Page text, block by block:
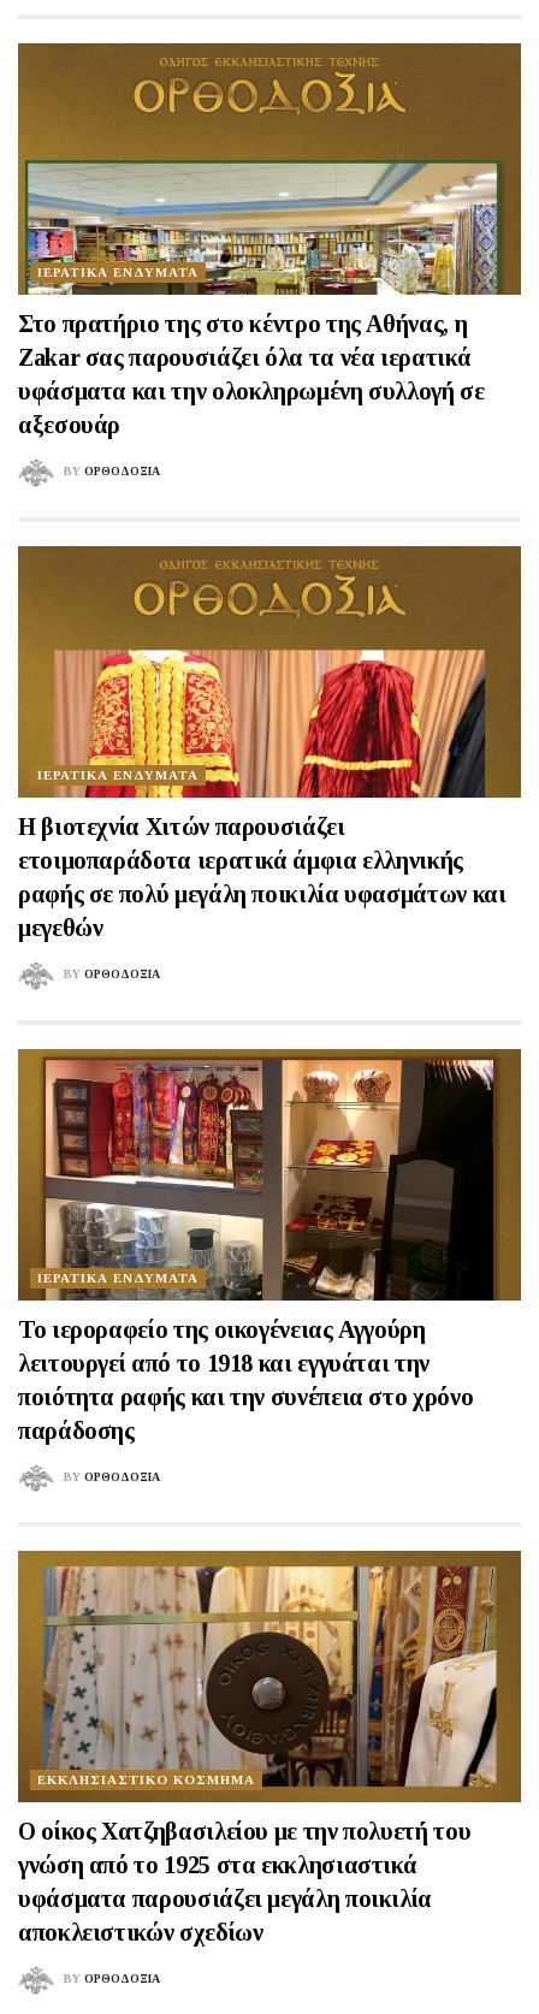
ΙΕΡΑΤΙΚΑ ΕΝΔΥΜΑΤΑ
Στο πρατήριο της στο κέντρο της Αθήνας, η
Zakar σας παρουσιάζει όλα τα νέα ιερατικά
υφάσματα και την ολοκληρωμένη συλλογή σε
αξεσουάρ
BY ΟΡΘΟΔΟΞΙΑ
ΙΕΡΑΤΙΚΑ ΕΝΔΥΜΑΤΑ
Η βιοτεχνία Χιτών παρουσιάζει
ετοιμοπαράδοτα ιερατικά άμφια ελληνικής
ραφής σε πολύ μεγάλη ποικιλία υφασμάτων και
μεγεθών
BY ΟΡΘΟΔΟΞΙΑ
ΙΕΡΑΤΙΚΑ ΕΝΔΥΜΑΤΑ
Το ιεροραφείο της οικογένειας Αγγούρη
λειτουργεί από το 1918 και εγγυάται την
ποιότητα ραφής και την συνέπεια στο χρόνο
παράδοσης
BY ΟΡΘΟΔΟΞΙΑ
ΕΚΚΛΗΣΙΑΣΤΙΚΟ ΚΟΣΜΗΜΑ
Ο οίκος Χατζηβασιλείου με την πολυετή του
γνώση από το 1925 στα εκκλησιαστικά
υφάσματα παρουσιάζει μεγάλη ποικιλία
αποκλειστικών σχεδίων
BY ΟΡΘΟΔΟΞΙΑ